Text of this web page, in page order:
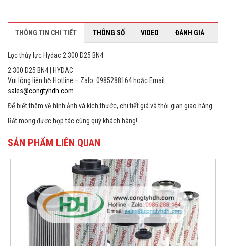
THÔNG TIN CHI TIẾT THÔNG SỐ VIDEO ĐÁNH GIÁ
Lọc thủy lực Hydac 2.300 D25 BN4
2.300 D25 BN4 | HYDAC
Vui lòng liên hệ Hotline – Zalo: 0985288164 hoặc Email:
sales@congtyhdh.com
Để biết thêm về hình ảnh và kích thước, chi tiết giá và thời gian giao hàng
Rất mong được hợp tác cùng quý khách hàng!
SẢN PHẨM LIÊN QUAN